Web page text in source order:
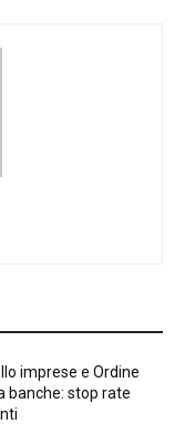
imprese e Ordine
banche: stop rate